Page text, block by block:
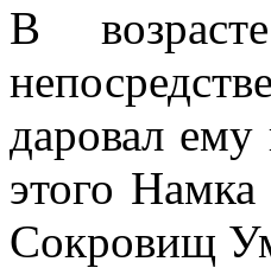
В
даровал
этого
Сокровищ